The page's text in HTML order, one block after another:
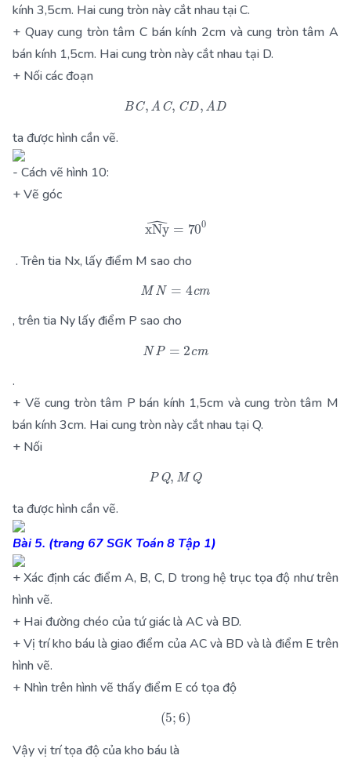
kính 3,5cm. Hai cung tròn này cắt nhau tại C.
+ Quay cung tròn tâm C bán kính 2cm và cung tròn tâm A
bán kính 1,5cm. Hai cung tròn này cắt nhau tại D.
+ Nối các đoạn
BC,A C, CD AD
ta được hình cần vẽ.
- Cách vẽ hình 10:
+ Vẽ góc
xNy^= 70
. Trên tia Nx, lấy điểm M sao cho
, trên tia Ny lấy điểm P sao cho
NP 2cm
.
+ Vẽ cung tròn tâm P bán kính 1,5cm và cung tròn tâm M
bán kính 3cm. Hai cung tròn này cắt nhau tại Q.
+ Nối
P Q,M Q
ta được hình cần vẽ.
Bài 5. (trang 67 SGK Toán 8 Tập 1)
+ Xác định các điểm A, B, C, D trong hệ trục tọa độ như trên
hình vẽ.
+ Hai đường chéo của tứ giác là AC và BD.
+ Vị trí kho báu là giao điểm của AC và BD và là điểm E trên
hình vẽ.
+ Nhìn trên hình vẽ thấy điểm E có tọa độ
(5; 6)
Vậy vị trí tọa độ của kho báu là